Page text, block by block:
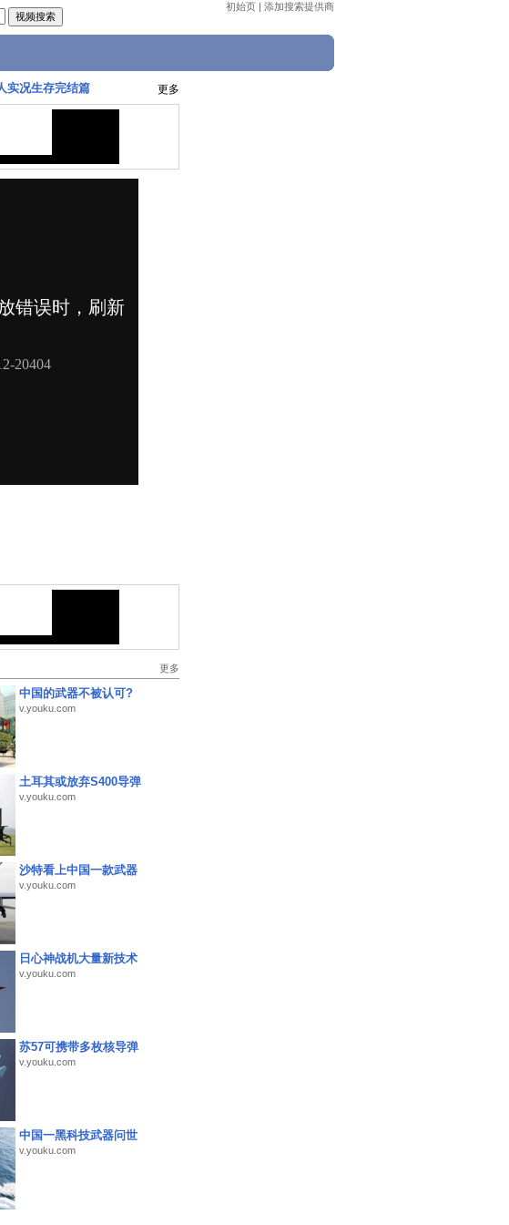
初始页 | 添加搜索提供商
实况生存完结篇 更多
更多
中国的武器不被认可?
v.youku.com
土耳其或放弃S400导弹
v.youku.com
沙特看上中国一款武器
v.youku.com
日心神战机大量新技术
v.youku.com
苏57可携带多枚核导弹
v.youku.com
中国一黑科技武器问世
v.youku.com